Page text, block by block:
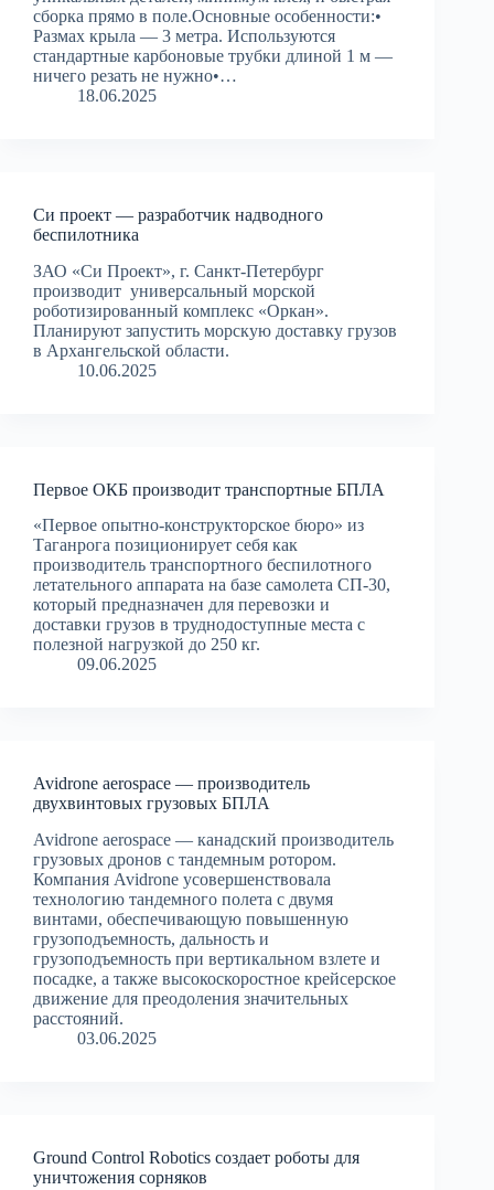
сборка прямо в поле.Основные особенности:•
Размах крыла — 3 метра. Используются
стандартные карбоновые трубки длиной 1 м —
ничего резать не нужно•…
18.06.2025
Си проект — разработчик надводного
беспилотника
ЗАО «Си Проект», г. Санкт-Петербург
производит универсальный морской
роботизированный комплекс «Оркан».
Планируют запустить морскую доставку грузов
в Архангельской области.
10.06.2025
Первое ОКБ производит транспортные БПЛА
«Первое опытно-конструкторское бюро» из
Таганрога позиционирует себя как
производитель транспортного беспилотного
летательного аппарата на базе самолета СП-30,
который предназначен для перевозки и
доставки грузов в труднодоступные места с
полезной нагрузкой до 250 кг.
09.06.2025
Avidrone aerospace — производитель
двухвинтовых грузовых БПЛА
Avidrone aerospace — канадский производитель
грузовых дронов с тандемным ротором.
Компания Avidrone усовершенствовала
технологию тандемного полета с двумя
винтами, обеспечивающую повышенную
грузоподъемность, дальность и
грузоподъемность при вертикальном взлете и
посадке, а также высокоскоростное крейсерское
движение для преодоления значительных
расстояний.
03.06.2025
Ground Control Robotics создает роботы для
уничтожения сорняков